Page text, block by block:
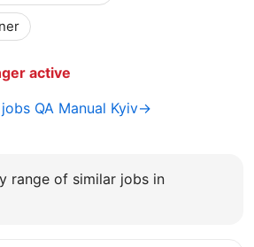
active
jobs QA Manual Kyiv→
range of similar jobs in